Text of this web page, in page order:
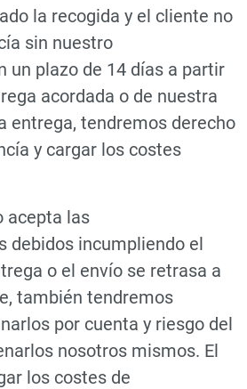
la recogida y el cliente no
sin nuestro
un plazo de 14 días a partir
acordada o de nuestra
entrega, tendremos derecho
y cargar los costes
acepta las
debidos incumpliendo el
o el envío se retrasa a
también tendremos
por cuenta y riesgo del
nosotros mismos. El
los costes de